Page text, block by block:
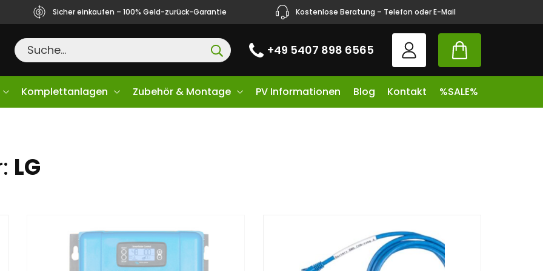
Sicher einkaufen – 100% Geld-zurück-Garantie Kostenlose Beratung – Telefon oder E-Mail
+49 5407 898 6565
Komplettanlagen Zubehör & Montage PV Informationen Blog Kontakt %SALE%
LG